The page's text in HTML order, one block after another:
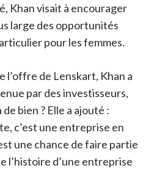
Khan visait à encourager
large des opportunités
pour les femmes.
l’offre de Lenskart, Khan a
par des investisseurs,
de bien ? Elle a ajouté :
c’est une entreprise en
une chance de faire partie
l’histoire d’une entreprise